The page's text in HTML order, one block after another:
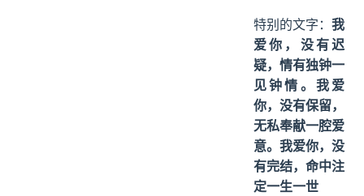
特别的文字： 我
爱你，没有迟
疑，情有独钟一
见钟情。我爱
你，没有保留，
无私奉献一腔爱
意。我爱你，没
有完结，命中注
定一生一世